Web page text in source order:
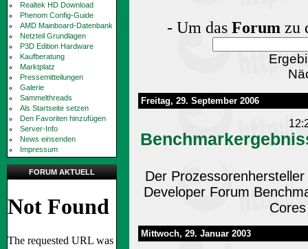
Realtek HD Download
Phenom Config-Guide
AMD Mainboard-Datenbank
Netzteil Grundlagen
P3D Edition Hardware
Kaufberatung
Marktplatz
Pressemitteilungen
Galerie
Sammelthreads
Als Startseite setzen
Den Favoriten hinzufügen
Server-Info
News einsenden
Impressum
FORUM AKTUELL
- Um das Forum zu
Freitag, 29. September 2006
Der
Developer Forum
Mittwoch, 29. Januar 2003